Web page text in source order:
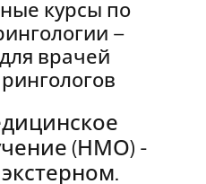
курсы по
–
врачей
(НМО) -